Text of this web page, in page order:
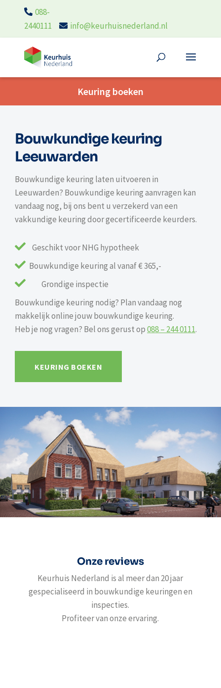
088-
2440111
info@keurhuisnederland.nl
Keuring boeken
Bouwkundige keuring
Leeuwarden
Bouwkundige keuring laten uitvoeren in
Leeuwarden? Bouwkundige keuring aanvragen kan
vandaag nog, bij ons bent u verzekerd van een
vakkundige keuring door gecertificeerde keurders.
 Geschikt voor NHG hypotheek
 Bouwkundige keuring al vanaf € 365,-

Grondige inspectie
Bouwkundige keuring nodig? Plan vandaag nog
makkelijk online jouw bouwkundige keuring.
Heb je nog vragen? Bel ons gerust op088 – 244 0111.
KEURING BOEKEN
Onze reviews
Keurhuis Nederland is al meer dan 20 jaar
gespecialiseerd in bouwkundige keuringen en
inspecties.
Profiteer van onze ervaring.